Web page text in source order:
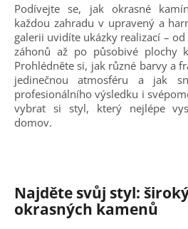
Podívejte se, jak okrasné
každou zahradu v upravený a
galerii uvidíte ukázky realizací –
záhonů až po působivé plochy
Prohlédněte si, jak různé barvy a
jedinečnou atmosféru a jak
profesionálního výsledku i
vybrat si styl, který nejlépe
domov.
Najděte svůj styl:
okrasných kamenů